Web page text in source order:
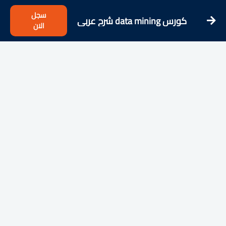
كورس data mining شرح عربى
سجل
الان